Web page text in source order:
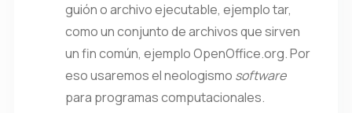
guióno archivo ejecutable, ejemplo tar,
como un conjunto de archivos que sirven
un fin común, ejemplo OpenOffice.org. Por
eso usaremos el neologismo software
para programas computacionales.